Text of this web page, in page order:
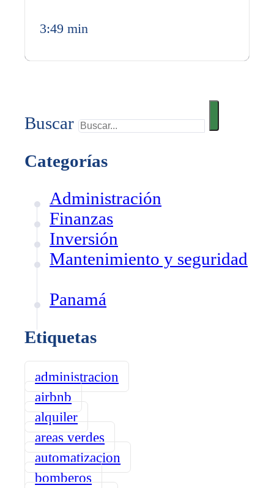
3:49 min
Buscar
Categorías
Administración
Finanzas
Inversión
Mantenimiento y seguridad
Panamá
Etiquetas
administracion
airbnb
alquiler
areas verdes
automatizacion
bomberos